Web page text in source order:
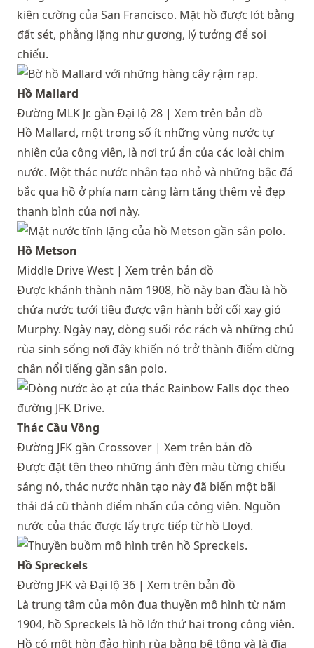
kiên cường của San Francisco. Mặt hồ được lót bằng
đất sét, phẳng lặng như gương, lý tưởng để soi
chiếu.
Hồ Mallard
Đường MLK Jr. gần Đại lộ 28 | Xem trên bản đồ
Hồ Mallard, một trong số ít những vùng nước tự
nhiên của công viên, là nơi trú ẩn của các loài chim
nước. Một thác nước nhân tạo nhỏ và những bậc đá
bắc qua hồ ở phía nam càng làm tăng thêm vẻ đẹp
thanh bình của nơi này.
Hồ Metson
Middle Drive West | Xem trên bản đồ
Được khánh thành năm 1908, hồ này ban đầu là hồ
chứa nước tưới tiêu được vận hành bởi cối xay gió
Murphy. Ngày nay, dòng suối róc rách và những chú
rùa sinh sống nơi đây khiến nó trở thành điểm dừng
chân nổi tiếng gần sân polo.
Thác Cầu Vồng
Đường JFK gần Crossover | Xem trên bản đồ
Được đặt tên theo những ánh đèn màu từng chiếu
sáng nó, thác nước nhân tạo này đã biến một bãi
thải đá cũ thành điểm nhấn của công viên. Nguồn
nước của thác được lấy trực tiếp từ hồ Lloyd.
Hồ Spreckels
Đường JFK và Đại lộ 36 | Xem trên bản đồ
Là trung tâm của môn đua thuyền mô hình từ năm
1904, hồ Spreckels là hồ lớn thứ hai trong công viên.
Hồ có một hòn đảo hình rùa bằng bê tông và là địa